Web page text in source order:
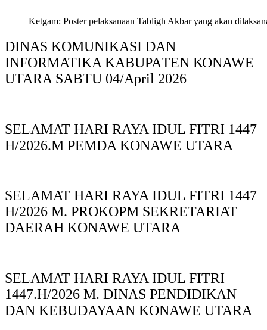
Ketgam: Poster pelaksanaan Tabligh Akbar yang akan
DINAS KOMUNIKASI DAN
INFORMATIKA KABUPAΤΕΝ ΚΟNAWE
UTARA SABTU 04/April 2026
SELAMAT HARI RAYA IDUL FITRI 1447
H/2026.M PEMDA KONAWE UTARA
SELAMAT HARI RAYA IDUL FITRI 1447
H/2026 M. PROKOPM SEKRETARIAT
DAERAH KONAWE UTARA
SELAMAT HARI RAYA IDUL FITRI
1447.H/2026 M. DINAS PENDIDIKAN
DAN KEBUDAYAAN KONAWE UTARA